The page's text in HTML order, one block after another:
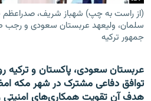
(از راست به چپ) شهباز شریف، صدراعظم
سلمان، ولیعهد عربستان سعودی و رجب
جمهور ترکیه
توافق دفاعی مشترک در شهر مکه
هدف آن تقویت همکاری‌های امنیتی